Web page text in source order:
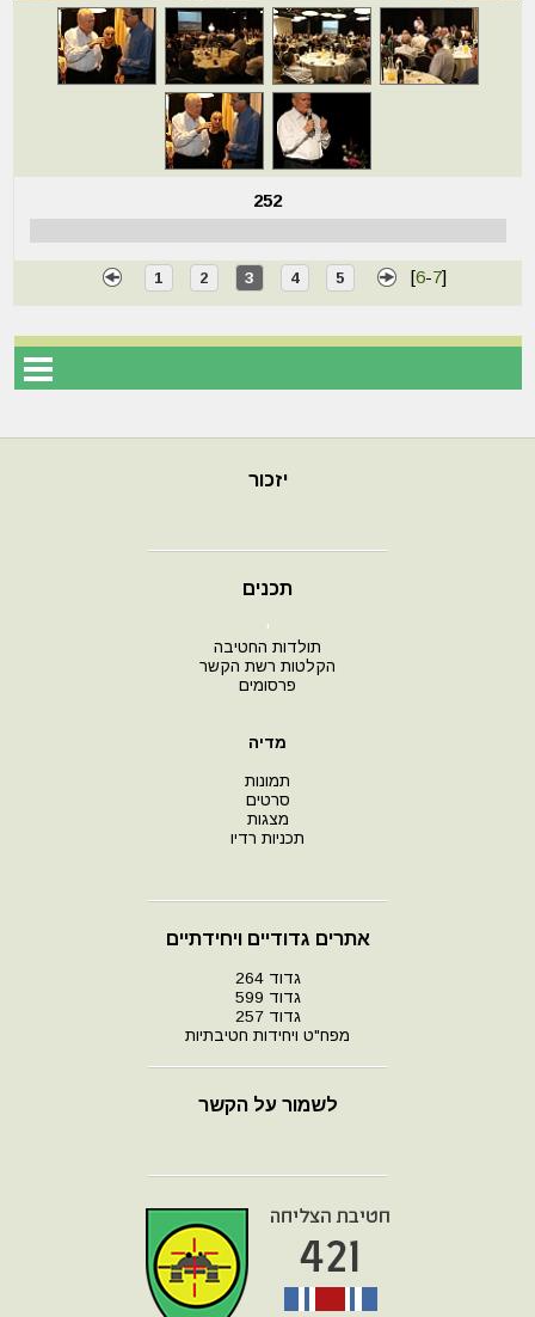
252
1 2 3 4 5 [6-7]
יזכור
תכנים
י
תולדות החטיבה
הקלטות רשת הקשר
פרסומים
מדיה
תמונות
סרטים
מצגות
תכניות רדיו
אתרים גדודיים ויחידתיים
גדוד 264
גדוד 599
גדוד 257
מפח"ט ויחידות חטיבתיות
לשמור על הקשר